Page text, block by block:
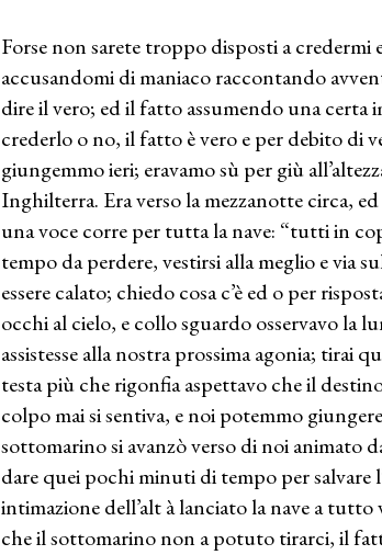
Forse non sarete troppo disposti a credermi
accusandomi di maniaco raccontando
dire il vero; ed il fatto assumendo una
crederlo o no, il fatto è vero e per debito di
giungemmo ieri; eravamo sù per giù
Inghilterra. Era verso la mezzanotte circa,
una voce corre per tutta la nave: “tutti in
tempo da perdere, vestirsi alla meglio e via
essere calato; chiedo cosa c’è ed o per
occhi al cielo, e collo sguardo osservavo la
assistesse alla nostra prossima agonia; tirai
testa più che rigonfia aspettavo che il
colpo mai si sentiva, e noi potemmo
sottomarino si avanzò verso di noi animato
dare quei pochi minuti di tempo per
intimazione dell’alt à lanciato la nave a
che il sottomarino non a potuto tirarci, il